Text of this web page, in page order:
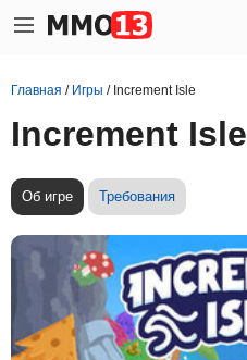
Главная / Игры / Increment Isle
Increment Isle
Об игре Требования